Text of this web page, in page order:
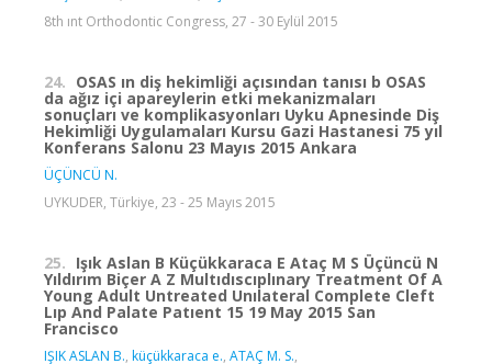
8th ınt Orthodontic Congress, 27 - 30 Eylül 2015
24. OSAS ın diş hekimliği açısından tanısı b OSAS
da ağız içi apareylerin etki mekanizmaları
sonuçları ve komplikasyonları Uyku Apnesinde Diş
Hekimliği Uygulamaları Kursu Gazi Hastanesi 75 yıl
Konferans Salonu 23 Mayıs 2015 Ankara
ÜÇÜNCÜ N.
UYKUDER, Türkiye, 23 - 25 Mayıs 2015
25. Işık Aslan B Küçükkaraca E Ataç M S Üçüncü N
Yıldırım Biçer A Z Multıdıscıplınary Treatment Of A
Young Adult Untreated Unılateral Complete Cleft
Lıp And Palate Patıent 15 19 May 2015 San
Francisco
IŞIK ASLAN B., küçükkaraca e., ATAÇ M. S.,